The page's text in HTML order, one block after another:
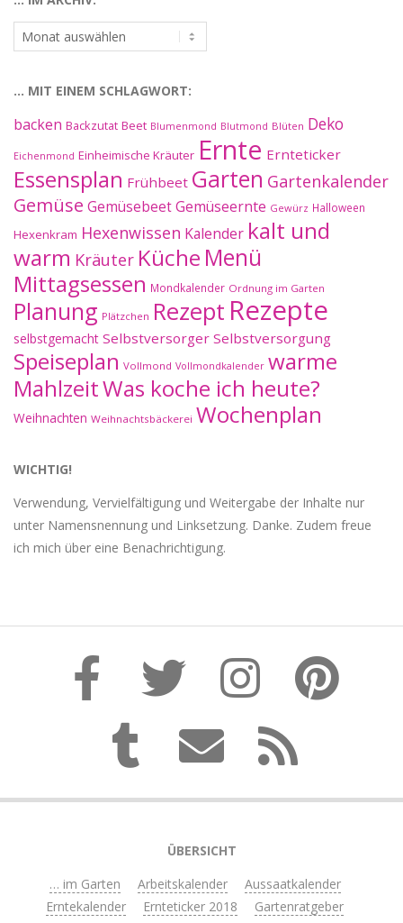
…
im
… MIT EINEM SCHLAGWORT:
backen Backzutat Beet Blumenmond Blutmond Blüten Deko
Eichenmond Einheimische Kräuter Ernte Ernteticker
Essensplan Frühbeet Garten Gartenkalender
Gemüse GemüsebeetGemüseernte Gewürz Halloween
Hexenkram Hexenwissen Kalender kalt und
warm Kräuter Küche Menü
Mittagsessen Mondkalender Ordnung im Garten
Planung Plätzchen Rezept Rezepte
selbstgemacht Selbstversorger Selbstversorgung
Speiseplan Vollmond Vollmondkalender warme
MahlzeitWas koche ich heute?
Weihnachten Weihnachtsbäckerei Wochenplan
WICHTIG!
Verwendung, Vervielfältigung und Weitergabe der Inhalte nur
unter Namensnennung und Linksetzung. Danke. Zudem freue
ich mich über eine Benachrichtigung.
ÜBERSICHT
… im Garten
Arbeitskalender
Aussaatkalender
Erntekalender
Ernteticker 2018
Gartenratgeber